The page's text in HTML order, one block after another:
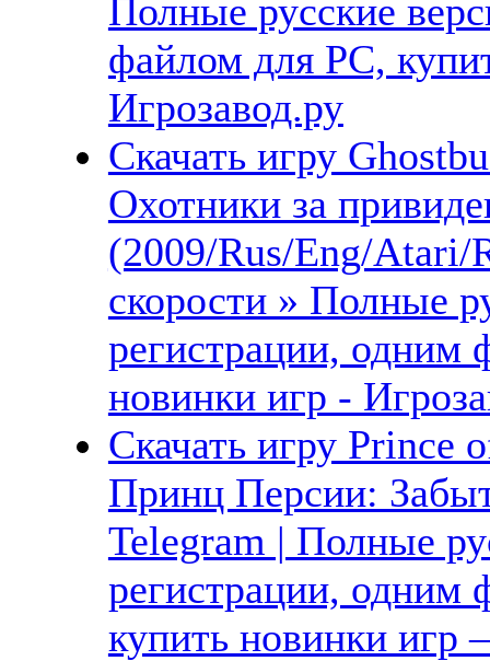
Полные русские
файлом для PC,
Игрозавод.ру
Скачать игру
Охотники за
(2009/Rus/Eng/Atari/
скорости » Полные
регистрации, одним
новинки игр -
Скачать игру Prince
Принц Персии:
Telegram | Полные
регистрации, одним
купить новинки